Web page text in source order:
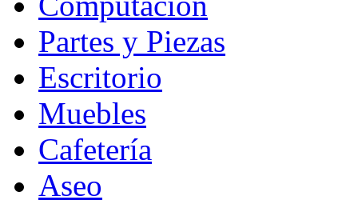
Partes y Piezas
Escritorio
Muebles
Cafetería
Aseo